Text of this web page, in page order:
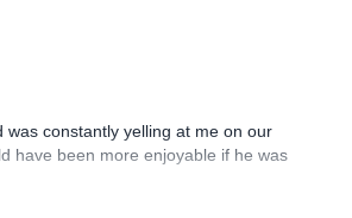
was constantly yelling at me on our
have been more enjoyable if he was